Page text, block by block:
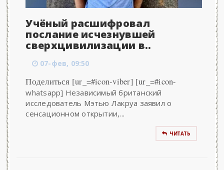
Учёный расшифровал
послание исчезнувшей
сверхцивилизации в..
07-фев, 09:50
Поделиться [ur_=#icon-viber] [ur_=#icon-
whatsapp] Независимый британский
исследователь Мэтью Лакруа заявил о
сенсационном открытии,...
ЧИТАТЬ